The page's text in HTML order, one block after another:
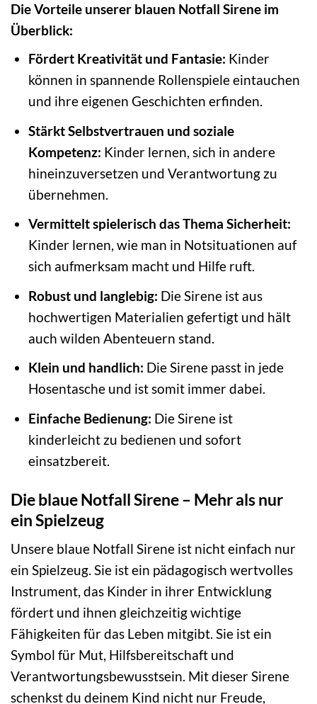
Die Vorteile unserer blauen Notfall Sirene im
Überblick:
Fördert Kreativität und Fantasie: Kinder
können in spannende Rollenspiele eintauchen
und ihre eigenen Geschichten erfinden.
Stärkt Selbstvertrauen und soziale
Kompetenz: Kinder lernen, sich in andere
hineinzuversetzen und Verantwortung zu
übernehmen.
Vermittelt spielerisch das Thema Sicherheit:
Kinder lernen, wie man in Notsituationen auf
sich aufmerksam macht und Hilfe ruft.
Robust und langlebig: Die Sirene ist aus
hochwertigen Materialien gefertigt und hält
auch wilden Abenteuern stand.
Klein und handlich: Die Sirene passt in jede
Hosentasche und ist somit immer dabei.
Einfache Bedienung: Die Sirene ist
kinderleicht zu bedienen und sofort
einsatzbereit.
Die blaue Notfall Sirene – Mehr als nur
ein Spielzeug
Unsere blaue Notfall Sirene ist nicht einfach nur
ein Spielzeug. Sie ist ein pädagogisch wertvolles
Instrument, das Kinder in ihrer Entwicklung
fördert und ihnen gleichzeitig wichtige
Fähigkeiten für das Leben mitgibt. Sie ist ein
Symbol für Mut, Hilfsbereitschaft und
Verantwortungsbewusstsein. Mit dieser Sirene
schenkst du deinem Kind nicht nur Freude,